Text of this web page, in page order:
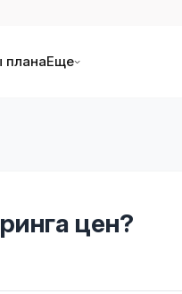
планаЕще
цен?